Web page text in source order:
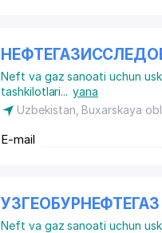
Neft va gaz sanoati uchun
tashkilotlari... yana
Uzbekistan, Buxarskaya
E-mail
Neft va gaz sanoati uchun